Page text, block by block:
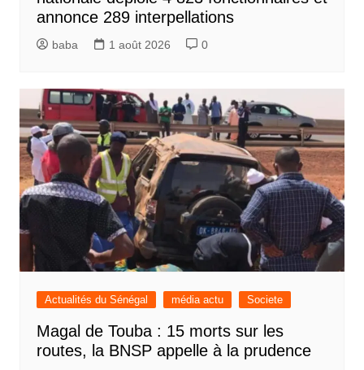
annonce 289 interpellations
baba 1 août 2026 0
Actualités du Sénégal média actu Societe
Magal de Touba : 15 morts sur les
routes, la BNSP appelle à la prudence